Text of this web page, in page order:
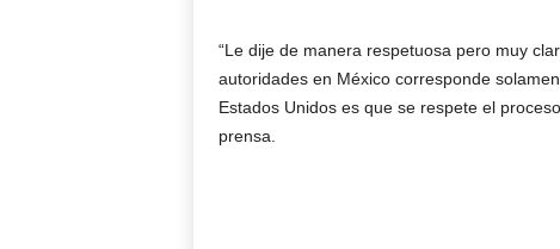
“Le dije de manera respetuosa pero muy
autoridades en México corresponde
Estados Unidos es que se respete el
prensa.